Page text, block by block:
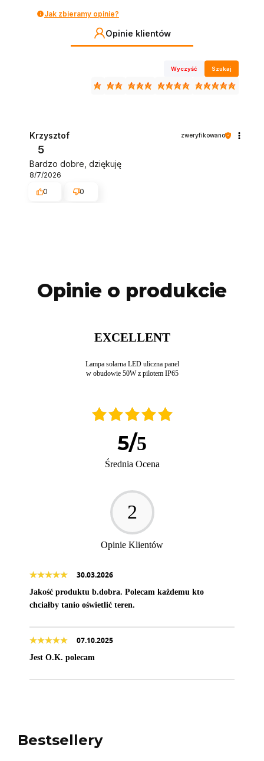
Jak zbieramy opinie?
Opinie klientów
Wyczyść Szukaj
Krzysztof zweryfikowano
5
Bardzo dobre, dziękuję
8/7/2026
0
0
Opinie o produkcie
EXCELLENT
Lampa solarna LED uliczna panel
w obudowie 50W z pilotem IP65
5/5
Średnia Ocena
2
Opinie Klientów
30.03.2026
Jakość produktu b.dobra. Polecam każdemu kto
chciałby tanio oświetlić teren.
07.10.2025
Jest O.K. polecam
Bestsellery